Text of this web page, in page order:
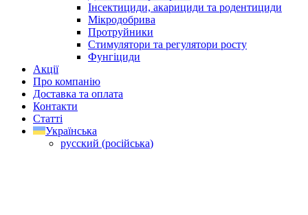
Інсектициди, акарициди та родентициди
Мікродобрива
Протруйники
Стимулятори та регулятори росту
Фунгіциди
Акції
Про компанію
Доставка та оплата
Контакти
Статті
Українська
русский (російська)